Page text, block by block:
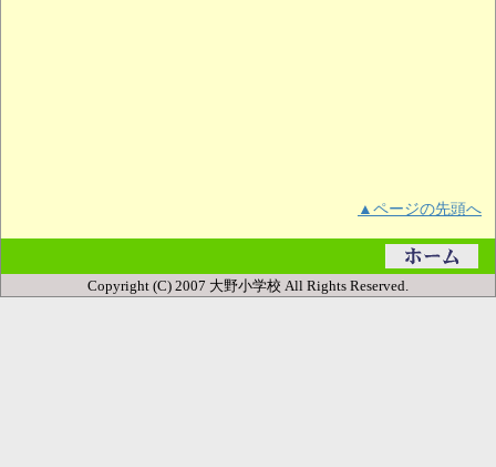
▲ページの先頭へ
Copyright (C) 2007 大野小学校 All Rights Reserved.